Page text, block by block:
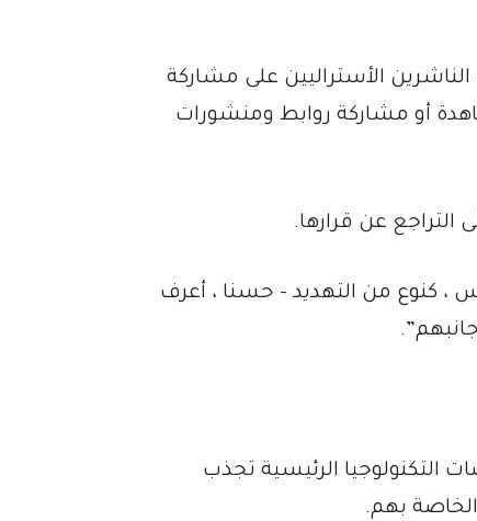
الأستراليين على مشاركة
أو مشاركة روابط ومنشورات
، كنوع من التهديد – حسنا ، أعرف
التكنولوجيا الرئيسية تجذب
الخاصة بهم.